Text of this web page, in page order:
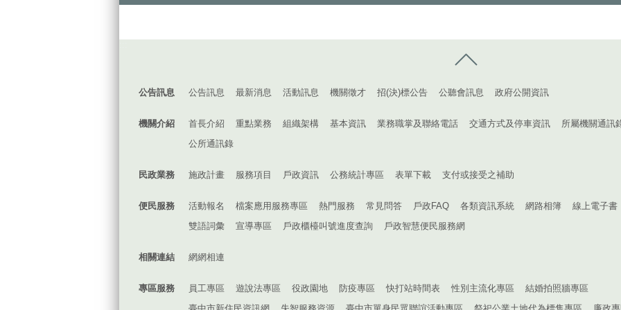
公告訊息 公告訊息 最新消息 活動訊息 機關徵才 招(決)標公告 公聽會訊息 政府公開資訊
機關介紹 首長介紹 重點業務 組織架構 基本資訊 業務職掌及聯絡電話 交通方式及停車資訊
所屬機關通訊
公所通訊錄
民政業務 施政計畫 服務項目 戶政資訊 公務統計專區 表單下載 支付或接受之補助
便民服務 活動報名 檔案應用服務專區 熱門服務 常見問答 戶政FAQ 各類資訊系統 網路相簿
線上電子書
雙語詞彙
宣導專區 戶政櫃檯叫號進度查詢 戶政智慧便民服務網
相關連結 網網相連
專區服務 員工專區 遊說法專區 役政園地 防疫專區 快打站時間表 性別主流化專區
結婚拍照牆專區